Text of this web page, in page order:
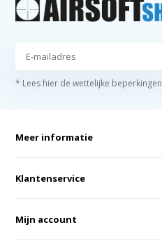
* Lees hier de wettelijke beperkingen
Meer informatie
Klantenservice
Mijn account